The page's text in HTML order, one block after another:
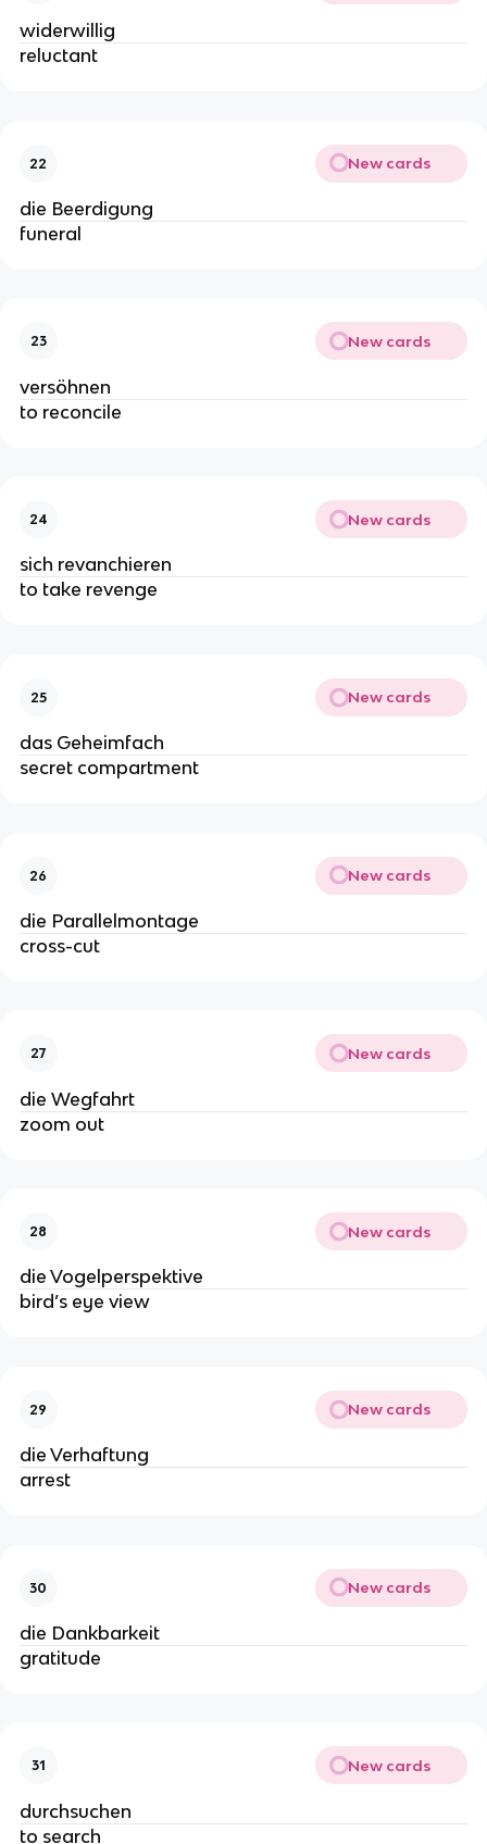
widerwillig
reluctant
22 New cards
die Beerdigung
funeral
23 New cards
versöhnen
to reconcile
24 New cards
sich revanchieren
to take revenge
25 New cards
das Geheimfach
secret compartment
26 New cards
die Parallelmontage
cross-cut
27 New cards
die Wegfahrt
zoom out
28 New cards
die Vogelperspektive
bird’s eye view
29 New cards
die Verhaftung
arrest
30 New cards
die Dankbarkeit
gratitude
31 New cards
durchsuchen
to search